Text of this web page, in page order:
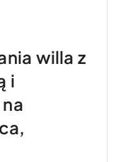
willa z
i